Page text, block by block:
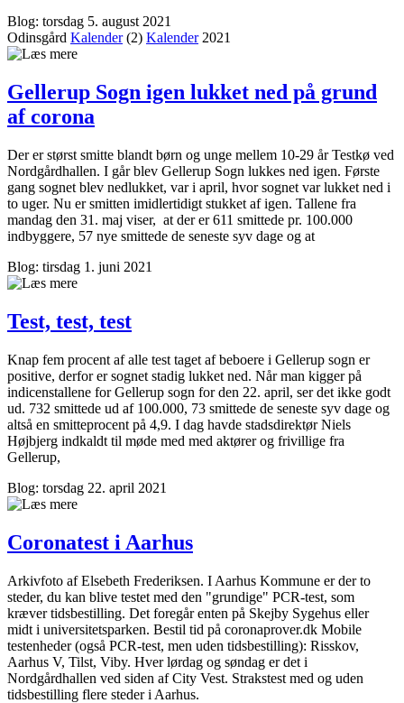
Blog: torsdag 5. august 2021
Odinsgård Kalender (2) Kalender2021
Gellerup Sogn igen lukket ned på grund
af corona
Der er størst smitte blandt børn og unge mellem 10-29 år Testkø ved
Nordgårdhallen. I går blev Gellerup Sogn lukkes ned igen. Første
gang sognet blev nedlukket, var i april, hvor sognet var lukket ned i
to uger. Nu er smitten imidlertidigt stukket af igen. Tallene fra
mandag den 31. maj viser, at der er 611 smittede pr. 100.000
indbyggere, 57 nye smittede de seneste syv dage og at
Blog: tirsdag 1. juni 2021
Test, test, test
Knap fem procent af alle test taget af beboere i Gellerup sogn er
positive, derfor er sognet stadig lukket ned. Når man kigger på
indicenstallene for Gellerup sogn for den 22. april, ser det ikke godt
ud. 732 smittede ud af 100.000, 73 smittede de seneste syv dage og
altså en smitteprocent på 4,9. I dag havde stadsdirektør Niels
Højbjerg indkaldt til møde med med aktører og frivillige fra
Gellerup,
Blog: torsdag 22. april 2021
Coronatest i Aarhus
Arkivfoto af Elsebeth Frederiksen. I Aarhus Kommune er der to
steder, du kan blive testet med den "grundige" PCR-test, som
kræver tidsbestilling. Det foregår enten på Skejby Sygehus eller
midt i universitetsparken. Bestil tid på coronaprover.dk Mobile
testenheder (også PCR-test, men uden tidsbestilling): Risskov,
Aarhus V, Tilst, Viby. Hver lørdag og søndag er det i
Nordgårdhallen ved siden af City Vest. Strakstest med og uden
tidsbestilling flere steder i Aarhus.